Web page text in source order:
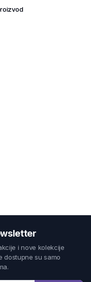
i nove kolekcije
dostupne su samo